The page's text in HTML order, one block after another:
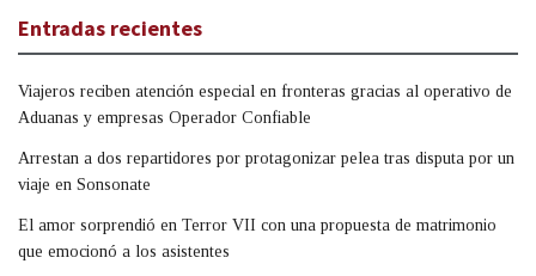
Entradas recientes
Viajeros reciben atención especial en fronteras gracias al operativo de
Aduanas y empresas Operador Confiable
Arrestan a dos repartidores por protagonizar pelea tras disputa por un
viaje en Sonsonate
El amor sorprendió en Terror VII con una propuesta de matrimonio
que emocionó a los asistentes